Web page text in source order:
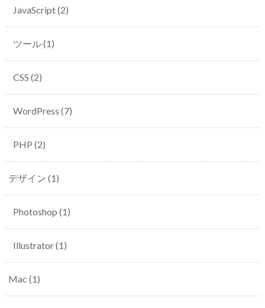
JavaScript(2)
ツール(1)
CSS (2)
WordPress (7)
PHP (2)
デザイン (1)
Photoshop (1)
Illustrator(1)
Mac (1)